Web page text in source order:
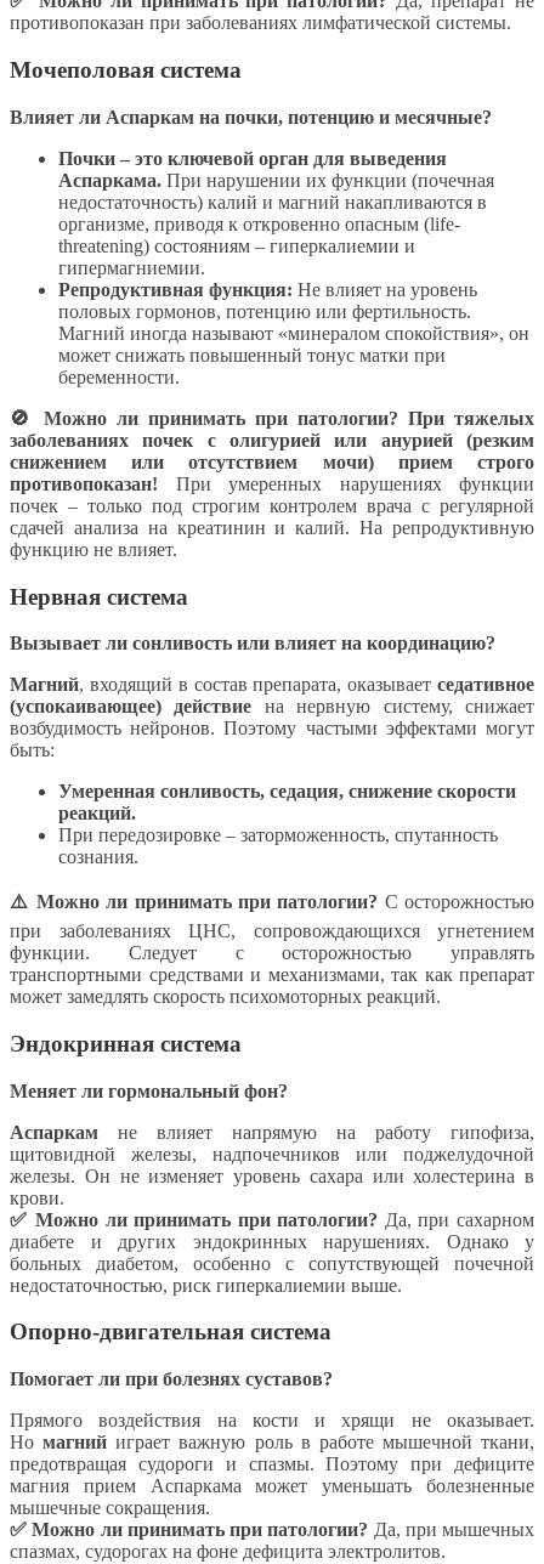
противопоказан при заболеваниях лимфатической системы.
Мочеполовая система
Влияет ли Аспаркам на почки, потенцию и месячные?
Почки – это ключевой орган для выведения
Аспаркама. При нарушении их функции (почечная
недостаточность) калий и магний накапливаются в
организме, приводя к откровенно опасным (life-
threatening) состояниям – гиперкалиемии и
гипермагниемии.
Репродуктивная функция: Не влияет на уровень
половых гормонов, потенцию или фертильность.
Магний иногда называют «минералом спокойствия», он
может снижать повышенный тонус матки при
беременности.
🚫 Можно ли принимать при патологии? При тяжелых
заболеваниях почек с олигурией или анурией (резким
снижением или отсутствием мочи) прием строго
противопоказан! При умеренных нарушениях функции
почек – только под строгим контролем врача с регулярной
сдачей анализа на креатинин и калий. На репродуктивную
функцию не влияет.
Нервная система
Вызывает ли сонливость или влияет на координацию?
Магний, входящий в состав препарата, оказывает седативное
(успокаивающее) действие на нервную систему, снижает
возбудимость нейронов. Поэтому частыми эффектами могут
быть:
Умеренная сонливость, седация, снижение скорости
реакций.
При передозировке – заторможенность, спутанность
сознания.
⚠️ Можно ли принимать при патологии? С осторожностью
при заболеваниях ЦНС, сопровождающихся угнетением
функции. Следует с осторожностью управлять
транспортными средствами и механизмами, так как препарат
может замедлять скорость психомоторных реакций.
Эндокринная система
Меняет ли гормональный фон?
Аспаркам не влияет напрямую на работу гипофиза,
щитовидной железы, надпочечников или поджелудочной
железы. Он не изменяет уровень сахара или холестерина в
крови.
✅ Можно ли принимать при патологии? Да, при сахарном
диабете и других эндокринных нарушениях. Однако у
больных диабетом, особенно с сопутствующей почечной
недостаточностью, риск гиперкалиемии выше.
Опорно-двигательная система
Помогает ли при болезнях суставов?
Прямого воздействия на кости и хрящи не оказывает.
Номагний играет важную роль в работе мышечной ткани,
предотвращая судороги и спазмы. Поэтому при дефиците
магния прием Аспаркама может уменьшать болезненные
мышечные сокращения.
✅ Можно ли принимать при патологии? Да, при мышечных
спазмах, судорогах на фоне дефицита электролитов.